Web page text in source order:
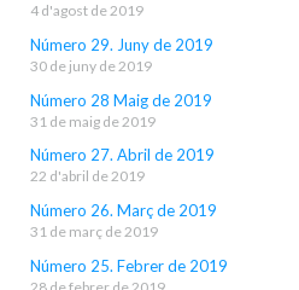
4 d'agost de 2019
Número 29. Juny de 2019
30 de juny de 2019
Número 28 Maig de 2019
31 de maig de 2019
Número 27. Abril de 2019
22 d'abril de 2019
Número 26. Març de 2019
31 de març de 2019
Número 25. Febrer de 2019